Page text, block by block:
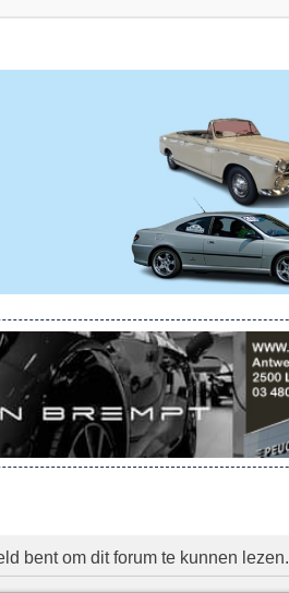
bent om dit forum te kunnen lezen.